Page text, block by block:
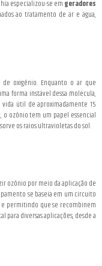
especializou-se em geradores
ao tratamento de ar e água,
oxigênio. Enquanto o ar que
forma instável dessa molécula,
útil de aproximadamente 15
ozônio tem um papel essencial
os raios ultravioletas do sol.
ozônio por meio da aplicação de
se baseia em um circuito
e permitindo que se recombinem
para diversas aplicações, desde a